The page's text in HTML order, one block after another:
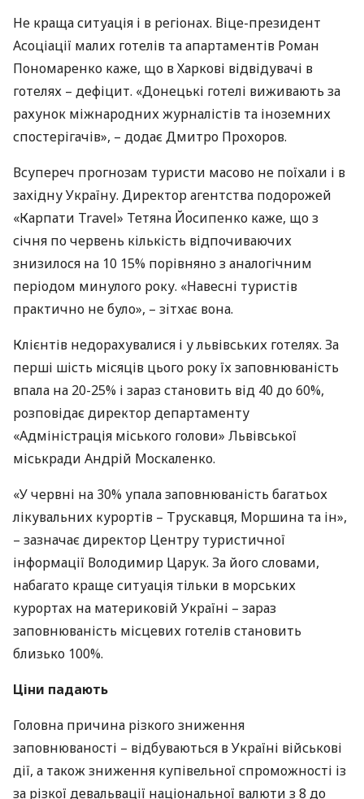
Не краща ситуація і в регіонах. Віце-президент
Асоціації малих готелів та апартаментів Роман
Пономаренко каже, що в Харкові відвідувачі в
готелях – дефіцит. «Донецькі готелі виживають за
рахунок міжнародних журналістів та іноземних
спостерігачів», – додає Дмитро Прохоров.
Всупереч прогнозам туристи масово не поїхали і в
західну Україну. Директор агентства подорожей
«Карпати Travel» Тетяна Йосипенко каже, що з
січня по червень кількість відпочиваючих
знизилося на 10 15% порівняно з аналогічним
періодом минулого року. «Навесні туристів
практично не було», – зітхає вона.
Клієнтів недорахувалися і у львівських готелях. За
перші шість місяців цього року їх заповнюваність
впала на 20-25% і зараз становить від 40 до 60%,
розповідає директор департаменту
«Адміністрація міського голови» Львівської
міськради Андрій Москаленко.
«У червні на 30% упала заповнюваність багатьох
лікувальних курортів – Трускавця, Моршина та ін»,
– зазначає директор Центру туристичної
інформації Володимир Царук. За його словами,
набагато краще ситуація тільки в морських
курортах на материковій Україні – зараз
заповнюваність місцевих готелів становить
близько 100%.
Ціни падають
Головна причина різкого зниження
заповнюваності – відбуваються в Україні військові
дії, а також зниження купівельної спроможності із
за різкої девальвації національної валюти з 8 до